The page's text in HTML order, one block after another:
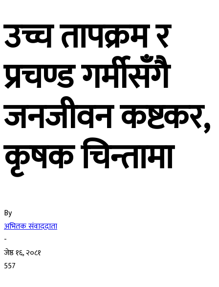
उच्च तापक्रम र
प्रचण्ड गर्मीसँगै
जनजीवन कष्टकर,
कृषक चिन्तामा
By
अभितक संवाददाता
-
जेष्ठ १६, २०८१
557